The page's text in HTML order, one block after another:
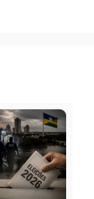
o quanto você
distantes, isso
pessoas